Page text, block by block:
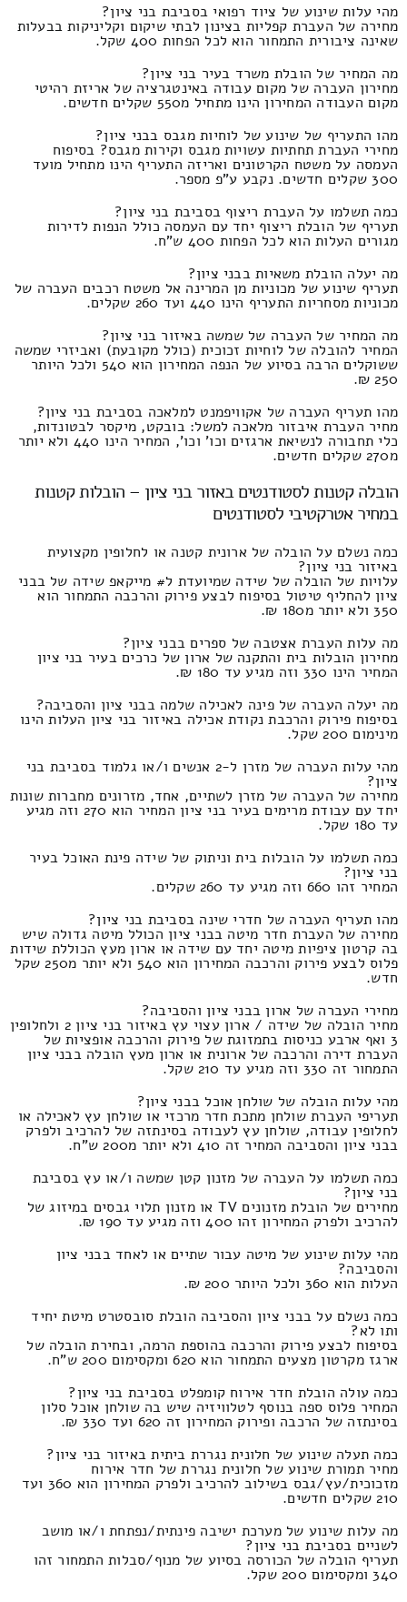
מהי עלות שינוע של ציוד רפואי בסביבת בני ציון?
מחירה של העברת קפליות בצינון לבתי שיקום וקליניקות בבעלות
שאינה ציבורית התמחור הוא לכל הפחות 400 שקל.
מה המחיר של הובלת משרד בעיר בני ציון?
מחירון העברה של מקום עבודה באינטגרציה של אריזת רהיטי
מקום העבודה המחירון הינו מתחיל מ550 שקלים חדשים.
מהו התעריף של שינוע של לוחיות מגבס בבני ציון?
מחירי העברת תחתיות עשויות מגבס וקירות מגבס? בסיפוח
העמסה על משטח הקרטונים ואריזה התעריף הינו מתחיל מועד
300 שקלים חדשים. נקבע ע"פ מספר.
כמה תשלמו על העברת ריצוף בסביבת בני ציון?
תעריף של הובלת ריצוף יחד עם העמסה כולל הנפות לדירות
מגורים העלות הוא לכל הפחות 400 ש"ח.
מה יעלה הובלת משאיות בבני ציון?
תעריף שינוע של מכוניות מן המרינה אל משטח רכבים העברה של
מכוניות מסחריות התעריף הינו 440 ועד 260 שקלים.
מה המחיר של העברה של שמשה באיזור בני ציון?
המחיר להובלה של לוחיות זכוכית (כולל מקובעת) ואביזרי שמשה
ששוקלים הרבה בסיוע של הנפה המחירון הוא 540 ולכל היותר
250 ₪.
מהו תעריף העברה של אקוויפמנט למלאכה בסביבת בני ציון?
מחיר העברת איבזור מלאכה למשל: בובקט, מיקסר לבטונדות,
כלי תחבורה לנשיאת ארגזים וכו' וכו', המחיר הינו 440 ולא יותר
מ270 שקלים חדשים.
הובלה קטנות לסטודנטים באזור בני ציון – הובלות קטנות
במחיר אטרקטיבי לסטודנטים
כמה נשלם על הובלה של ארונית קטנה או לחלופין מקצועית
באיזור בני ציון?
עלויות של הובלה של שידה שמיועדת ל# מייקאפ שידה של בבני
ציון להחליף טיטול בסיפוח לבצע פירוק והרכבה התמחור הוא
350 ולא יותר מ180 ₪.
מה עלות העברת אצטבה של ספרים בבני ציון?
מחירון הובלות בית והתקנה של ארון של כרכים בעיר בני ציון
המחיר הינו 330 וזה מגיע עד 180 ₪.
מה יעלה העברה של פינה לאכילה שלמה בבני ציון והסביבה?
בסיפוח פירוק והרכבת נקודת אכילה באיזור בני ציון העלות הינו
מינימום 200 שקל.
מהי עלות העברה של מזרן ל-2 אנשים ו/או גלמוד בסביבת בני
ציון?
מחירה של העברה של מזרן לשתיים, אחד, מזרונים מחברות שונות
יחד עם עבודת מרימים בעיר בני ציון המחיר הוא 270 וזה מגיע
עד 180 שקל.
כמה תשלמו על הובלות בית וניתוק של שידה פינת האוכל בעיר
בני ציון?
המחיר זהו 660 וזה מגיע עד 260 שקלים.
מהו תעריף העברה של חדרי שינה בסביבת בני ציון?
מחירה של העברת חדר מיטה בבני ציון הכולל מיטה גדולה שיש
בה קרטון ציפיות מיטה יחד עם שידה או ארון מעץ הכוללת שידות
פלוס לבצע פירוק והרכבה המחירון הוא 540 ולא יותר מ250 שקל
חדש.
מחירי העברה של ארון בבני ציון והסביבה?
מחיר הובלה של שידה / ארון עצוי עץ באיזור בני ציון 2 ולחלופין
3 ואף ארבע כניסות בתמזוגת של פירוק והרכבה אופציות של
העברת דירה והרכבה של ארונית או ארון מעץ הובלה בבני ציון
התמחור זה 330 וזה מגיע עד 210 שקל.
מהי עלות הובלה של שולחן אוכל בבני ציון?
תעריפי העברת שולחן מתכת חדר מרכזי או שולחן עץ לאכילה או
לחלופין עבודה, שולחן עץ לעבודה בסינתזה של להרכיב ולפרק
בבני ציון והסביבה המחיר זה 410 ולא יותר מ200 ש"ח.
כמה תשלמו על העברה של מזנון קטן שמשה ו/או עץ בסביבת
בני ציון?
מחירים של הובלת מזנונים TV או מזנון תלוי גבסים במיזוג של
להרכיב ולפרק המחירון זהו 400 וזה מגיע עד 190 ₪.
מהי עלות שינוע של מיטה עבור שתיים או לאחד בבני ציון
והסביבה?
העלות הוא 360 ולכל היותר 200 ₪.
כמה נשלם על בבני ציון והסביבה הובלת סובסטרט מיטת יחיד
ותו לא?
בסיפוח לבצע פירוק והרכבה בהוספת הרמה, ובחירת הובלה של
ארגז מקרטון מצעים התמחור הוא 620 ומקסימום 200 ש"ח.
כמה עולה הובלת חדר אירוח קומפלט בסביבת בני ציון?
המחיר פלוס ספה בנוסף לטלוויזיה שיש בה שולחן אוכל סלון
בסינתזה של הרכבה ופירוק המחירון זה 620 ועד 330 ₪.
כמה תעלה שינוע של חלונית נגררת ביתית באיזור בני ציון?
מחיר תמורת שינוע של חלונית נגררת של חדר אירוח
מזכוכית/עץ/גבס בשילוב להרכיב ולפרק המחירון הוא 360 ועד
210 שקלים חדשים.
מה עלות שינוע של מערכת ישיבה פינתית/נפתחת ו/או מושב
לשניים בסביבת בני ציון?
תעריף הובלה של הכורסה בסיוע של מנוף/סבלות התמחור זהו
340 ומקסימום 200 שקל.